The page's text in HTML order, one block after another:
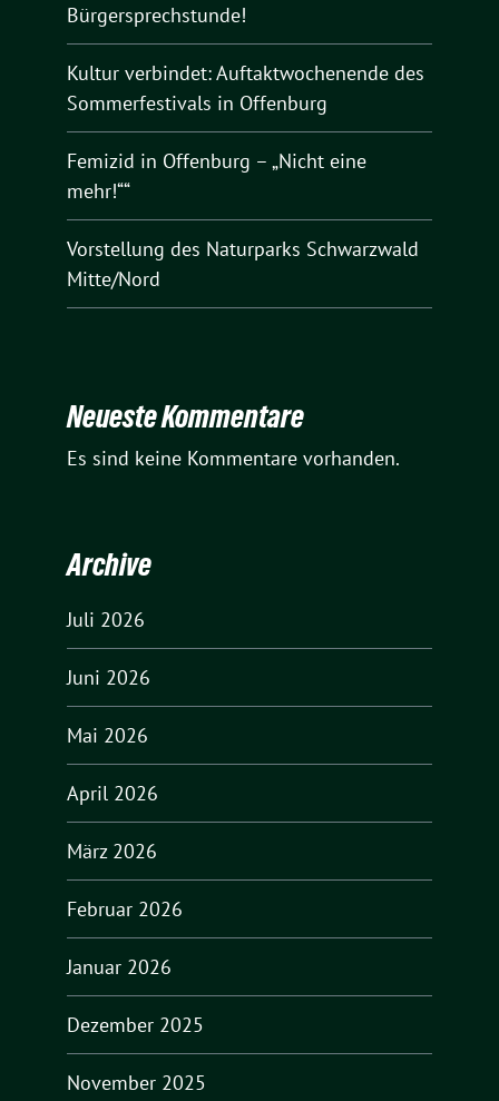
Bürgersprechstunde!
Kultur verbindet: Auftaktwochenende des
Sommerfestivals in Offenburg
Femizid in Offenburg – „Nicht eine
mehr!““
Vorstellung des Naturparks Schwarzwald
Mitte/Nord
Neueste Kommentare
Es sind keine Kommentare vorhanden.
Archive
Juli 2026
Juni 2026
Mai 2026
April 2026
März 2026
Februar 2026
Januar 2026
Dezember 2025
November 2025